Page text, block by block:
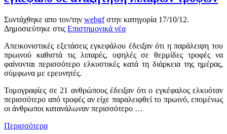
Συντάχθηκε απο τον/την webgfστην κατηγορία 17/10/12.
Δημοσιεύτηκε στις Επιστημονικά νέα
Απεικονιστικές εξετάσεις εγκεφάλου έδειξαν ότι η παράλειψη του
πρωινού καθιστά τις λιπαρές, υψηλές σε θερμίδες τροφές να
φαίνονται περισσότερο ελκυστικές κατά τη διάρκεια της ημέρας,
σύμφωνα με ερευνητές.
Τομογραφίες σε 21 ανθρώπους έδειξαν ότι ο εγκέφαλος ελκυόταν
περισσότερο από τροφές αν είχε παραλειφθεί το πρωινό, επομένως
οι άνθρωποι κατανάλωναν περισσότερο …
Περισσότερα